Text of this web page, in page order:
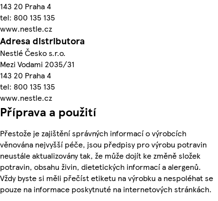
143 20 Praha 4
tel: 800 135 135
www.nestle.cz
Adresa distributora
Nestlé Česko s.r.o.
Mezi Vodami 2035/31
143 20 Praha 4
tel: 800 135 135
www.nestle.cz
Příprava a použití
Přestože je zajištění správných informací o výrobcích
věnována nejvyšší péče, jsou předpisy pro výrobu potravin
neustále aktualizovány tak, že může dojít ke změně složek
potravin, obsahu živin, dietetických informací a alergenů.
Vždy byste si měli přečíst etiketu na výrobku a nespoléhat se
pouze na informace poskytnuté na internetových stránkách.